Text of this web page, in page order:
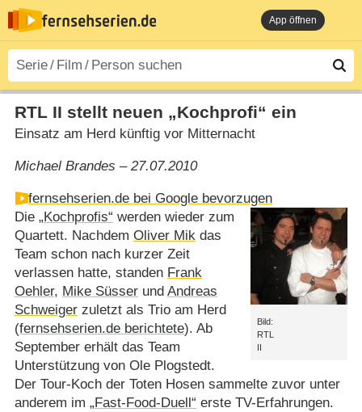
App öffnen
RTL II stellt neuen „Kochprofi“ ein
Einsatz am Herd künftig vor Mitternacht
Michael Brandes – 27.07.2010
fernsehserien.de bei Google bevorzugen
Bild:
RTL
Die „Kochprofis“ werden wieder zum
Quartett. Nachdem Oliver Mikdas
Team schon nach kurzer Zeit
verlassen hatte, standen Frank
Oehler, Mike Süsserund Andreas
Schweigerzuletzt als Trio am Herd
(fernsehserien.de berichtete). Ab
September erhält das Team
Unterstützung von Ole Plogstedt.
Der Tour-Koch der Toten Hosen sammelte zuvor unter
anderem im „Fast-Food-Duell“ erste TV-Erfahrungen.